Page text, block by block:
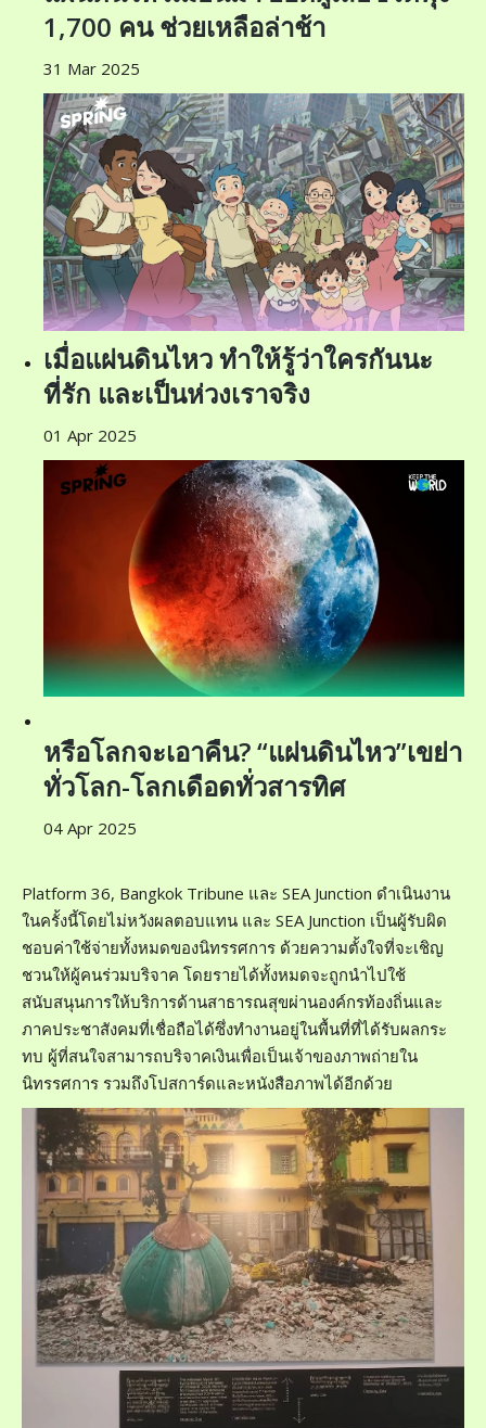
1,700 คน ช่วยเหลือล่าช้า
31 Mar 2025
เมื่อแผ่นดินไหว ทำให้รู้ว่าใครกันนะ
ที่รัก และเป็นห่วงเราจริง
01 Apr 2025
หรือโลกจะเอาคืน? “แผ่นดินไหว”เขย่า
ทั่วโลก-โลกเดือดทั่วสารทิศ
04 Apr 2025
Platform 36, Bangkok Tribune และ SEA Junction ดำเนินงาน
ในครั้งนี้โดยไม่หวังผลตอบแทน และ SEA Junction เป็นผู้รับผิด
ชอบค่าใช้จ่ายทั้งหมดของนิทรรศการ ด้วยความตั้งใจที่จะเชิญ
ชวนให้ผู้คนร่วมบริจาค โดยรายได้ทั้งหมดจะถูกนำไปใช้
สนับสนุนการให้บริการด้านสาธารณสุขผ่านองค์กรท้องถิ่นและ
ภาคประชาสังคมที่เชื่อถือได้ซึ่งทำงานอยู่ในพื้นที่ที่ได้รับผลกระ
ทบ ผู้ที่สนใจสามารถบริจาคเงินเพื่อเป็นเจ้าของภาพถ่ายใน
นิทรรศการ รวมถึงโปสการ์ดและหนังสือภาพได้อีกด้วย